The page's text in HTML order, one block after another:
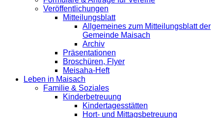
Veröffentlichungen
Mitteilungsblatt
Allgemeines zum Mitteilungsblatt der
Gemeinde Maisach
Archiv
Präsentationen
Broschüren, Flyer
Meisaha-Heft
Leben in Maisach
Familie & Soziales
Kinderbetreuung
Kindertagesstätten
Hort- und Mittagsbetreuung